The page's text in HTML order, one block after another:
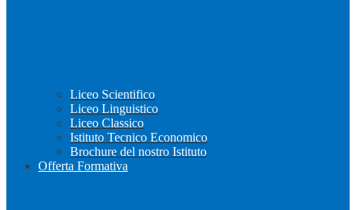
Liceo Scientifico
Liceo Linguistico
Liceo Classico
Istituto Tecnico Economico
Brochure del nostro Istituto
Offerta Formativa